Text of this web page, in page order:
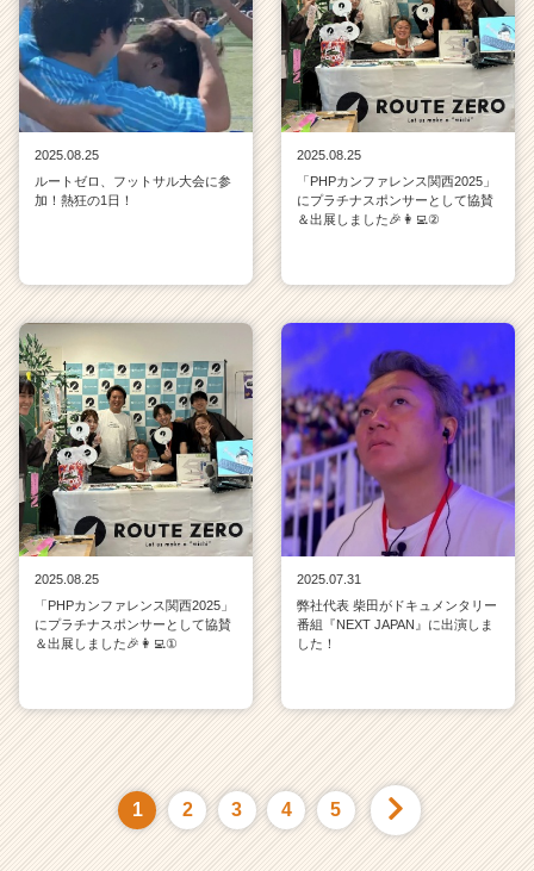
2025.08.25
ルートゼロ、フットサル大会に参
加！熱狂の1日！
2025.08.25
「PHPカンファレンス関西2025」
にプラチナスポンサーとして協賛
＆出展しました🎉👩‍💻②
2025.08.25
「PHPカンファレンス関西2025」
にプラチナスポンサーとして協賛
＆出展しました🎉👩‍💻①
2025.07.31
弊社代表 柴田がドキュメンタリー
番組『NEXT JAPAN』に出演しま
した！
1 2 3 4 5